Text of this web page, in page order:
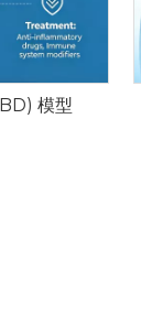
模型